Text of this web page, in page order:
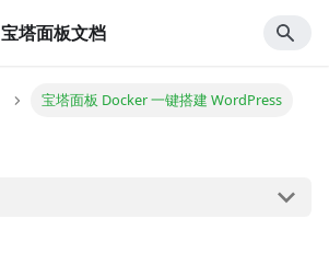
宝塔面板文档
宝塔面板 Docker 一键搭建 WordPress